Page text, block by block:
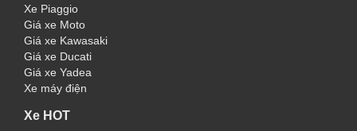
Xe Piaggio
Giá xe Moto
Giá xe Kawasaki
Giá xe Ducati
Giá xe Yadea
Xe máy điện
Xe HOT